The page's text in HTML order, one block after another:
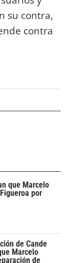
su contra,
contra
que Marcelo
por
de Cande
Marcelo
de